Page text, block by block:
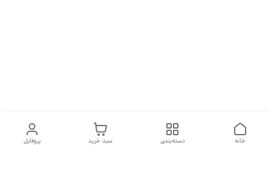
پروفایل سبد خرید دسته‌بندی خانه